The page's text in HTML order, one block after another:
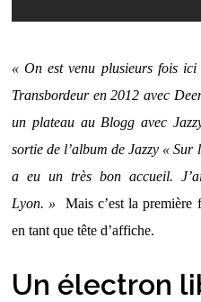
« On est venu plusieurs fois
Transbordeur en 2012 avec
un plateau au Blogg avec
sortie de l’album de Jazzy «
a eu un très bon accueil.
Lyon. » Mais c’est la première
en tant que tête d’affiche.
Un électron